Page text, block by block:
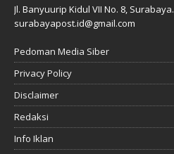
Jl. Banyuurip Kidul VII No. 8, Surabaya.
surabayapost.id@gmail.com
Pedoman Media Siber
Privacy Policy
Disclaimer
Redaksi
Info Iklan